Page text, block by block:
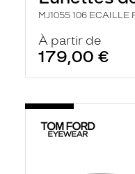
MJ1055 106 ECAILLE
À partir de
179,00 €